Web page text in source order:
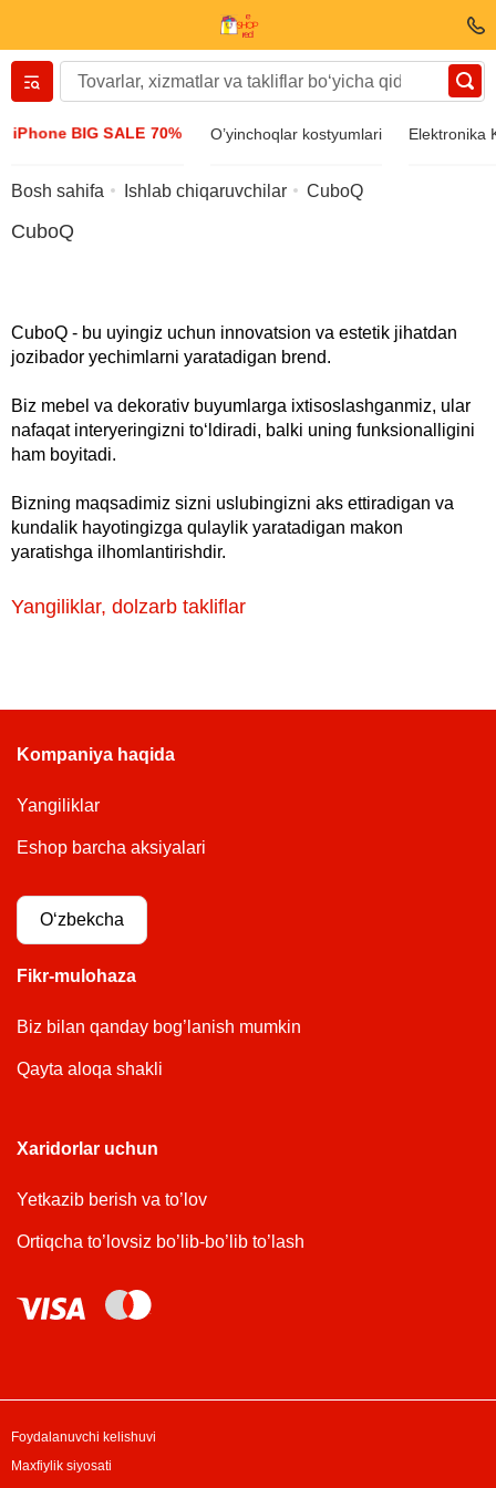
iPhone BIG SALE 70% O’yinchoqlar kostyumlari Elektronika
Вернуться назад
Aksessuarlar
Bijuteriya
Qo’l soatlari
Bosh sahifa Ishlab chiqaruvchilar CuboQ
CuboQ
CuboQ - bu uyingiz uchun innovatsion va estetik jihatdan
jozibador yechimlarni yaratadigan brend.
Biz mebel va dekorativ buyumlarga ixtisoslashganmiz, ular
nafaqat interyeringizni toʻldiradi, balki uning funksionalligini
ham boyitadi.
Bizning maqsadimiz sizni uslubingizni aks ettiradigan va
kundalik hayotingizga qulaylik yaratadigan makon
yaratishga ilhomlantirishdir.
Yangiliklar, dolzarb takliflar
Kompaniya haqida
Yangiliklar
Eshop barcha aksiyalari
Oʻzbekcha
Fikr-mulohaza
Biz bilan qanday bog’lanish mumkin
Qayta aloqa shakli
Xaridorlar uchun
Yetkazib berish va to’lov
Ortiqcha to’lovsiz bo’lib-bo’lib to’lash
Foydalanuvchi kelishuvi
Maxfiylik siyosati